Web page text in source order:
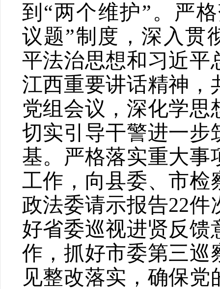
到 “两个维护”。严
议题”制度，深入贯
平法治思想和习近平
江西重要讲话精神，
党组会议，深化学思
切实引导干警进一步
基。严格落实重大事
工作，向县委、市检
政法委请示报告22件
好省委巡视进贤反馈
作，抓好市委第三巡
见整改落实，确保党